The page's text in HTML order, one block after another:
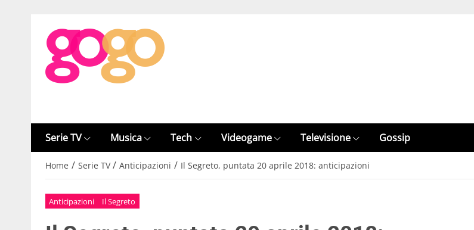
Serie TV Musica Tech Videogame Televisione Gossip
Home / Serie TV / Anticipazioni / Il Segreto, puntata 20 aprile 2018: anticipazioni
Anticipazioni Il Segreto